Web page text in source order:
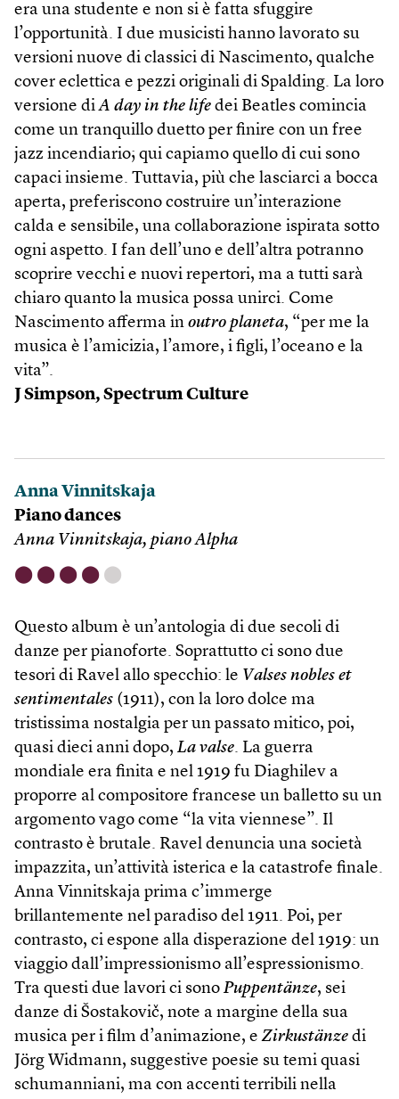
era una studente e non si è fatta sfuggire
l’opportunità. I due musicisti hanno lavorato su
versioni nuove di classici di Nascimento, qualche
cover eclettica e pezzi originali di Spalding. La loro
versione diA day in the life dei Beatles comincia
come un tranquillo duetto per finire con un free
jazz incendiario; qui capiamo quello di cui sono
capaci insieme. Tuttavia, più che lasciarci a bocca
aperta, preferiscono costruire un’interazione
calda e sensibile, una collaborazione ispirata sotto
ogni aspetto. I fan dell’uno e dell’altra potranno
scoprire vecchi e nuovi repertori, ma a tutti sarà
chiaro quanto la musica possa unirci. Come
Nascimento afferma in outro planeta, “per me la
musica è l’amicizia, l’amore, i figli, l’oceano e la
vita”.
J Simpson, Spectrum Culture
Anna Vinnitskaja
Piano dances
Anna Vinnitskaja, piano Alpha
⬤ ⬤ ⬤ ⬤ ⬤
Questo album è un’antologia di due secoli di
danze per pianoforte. Soprattutto ci sono due
tesori di Ravel allo specchio: le Valses nobles et
sentimentales (1911), con la loro dolce ma
tristissima nostalgia per un passato mitico, poi,
quasi dieci anni dopo, La valse. La guerra
mondiale era finita e nel 1919 fu Diaghilev a
proporre al compositore francese un balletto su un
argomento vago come “la vita viennese”. Il
contrasto è brutale. Ravel denuncia una società
impazzita, un’attività isterica e la catastrofe finale.
Anna Vinnitskaja prima c’immerge
brillantemente nel paradiso del 1911. Poi, per
contrasto, ci espone alla disperazione del 1919: un
viaggio dall’impressionismo all’espressionismo.
Tra questi due lavori ci sono Puppentänze, sei
danze di Šosta­kovič, note a margine della sua
musica per i film d’animazione, eZirkus­tänze di
Jörg Widmann, suggestive poesie su temi quasi
schumanniani, ma con accenti terribili nella